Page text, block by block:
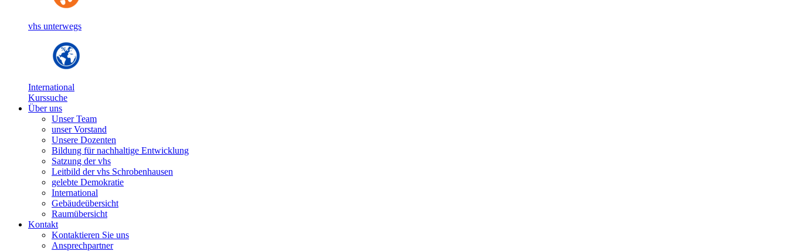
vhs unterwegs
International
Kurssuche
Über uns
Unser Team
unser Vorstand
Unsere Dozenten
Bildung für nachhaltige Entwicklung
Satzung der vhs
Leitbild der vhs Schrobenhausen
gelebte Demokratie
International
Gebäudeübersicht
Raumübersicht
Kontakt
Kontaktieren Sie uns
Ansprechpartner